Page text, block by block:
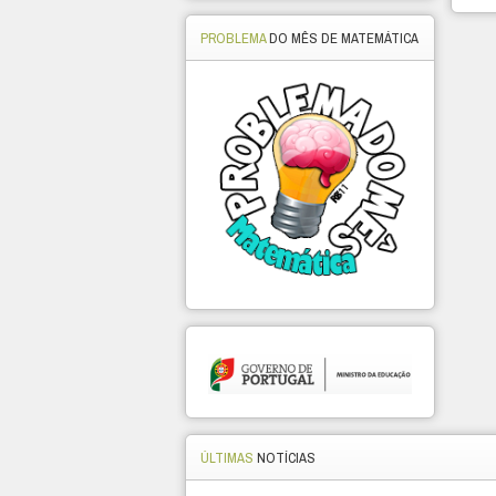
PROBLEMADO MÊS DE MATEMÁTICA
ÚLTIMAS NOTÍCIAS